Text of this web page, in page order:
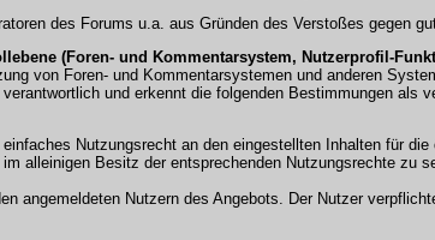
des Forums u.a. aus Gründen des Verstoßes gegen
(Foren- und Kommentarsystem, Nutzerprofil-
von Foren- und Kommentarsystemen und anderen
und erkennt die folgenden Bestimmungen als
Nutzungsrecht an den eingestellten Inhalten für
alleinigen Besitz der entsprechenden Nutzungsrechte zu
angemeldeten Nutzern des Angebots. Der Nutzer